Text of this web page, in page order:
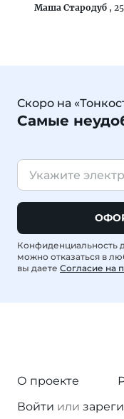
Маша Стародуб ,
Скоро на
Самые
Конфиденциальность
можно отказаться в
вы даете Согласие на
О проекте
Войти или